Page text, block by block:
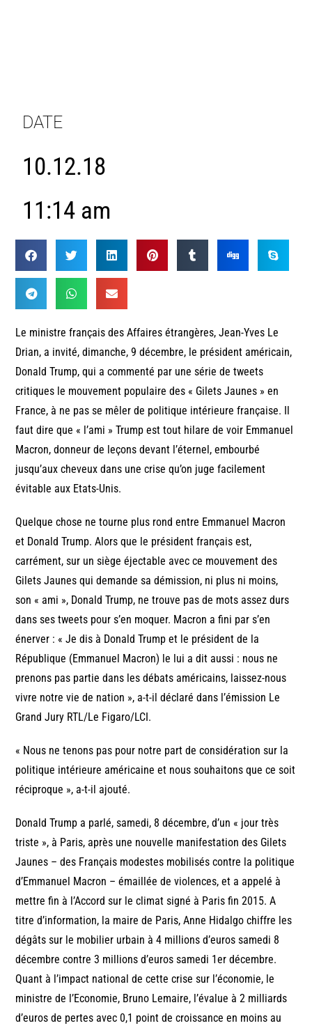
DATE
10.12.18
11:14 am
Le ministre français des Affaires étrangères, Jean-Yves Le
Drian, a invité, dimanche, 9 décembre, le président américain,
Donald Trump, qui a commenté par une série de tweets
critiques le mouvement populaire des « Gilets Jaunes » en
France, à ne pas se mêler de politique intérieure française. Il
faut dire que « l’ami » Trump est tout hilare de voir Emmanuel
Macron, donneur de leçons devant l’éternel, embourbé
jusqu’aux cheveux dans une crise qu’on juge facilement
évitable aux Etats-Unis.
Quelque chose ne tourne plus rond entre Emmanuel Macron
et Donald Trump. Alors que le président français est,
carrément, sur un siège éjectable avec ce mouvement des
Gilets Jaunes qui demande sa démission, ni plus ni moins,
son « ami », Donald Trump, ne trouve pas de mots assez durs
dans ses tweets pour s’en moquer. Macron a fini par s’en
énerver : « Je dis à Donald Trump et le président de la
République (Emmanuel Macron) le lui a dit aussi : nous ne
prenons pas partie dans les débats américains, laissez-nous
vivre notre vie de nation », a-t-il déclaré dans l’émission Le
Grand Jury RTL/Le Figaro/LCI.
« Nous ne tenons pas pour notre part de considération sur la
politique intérieure américaine et nous souhaitons que ce soit
réciproque », a-t-il ajouté.
Donald Trump a parlé, samedi, 8 décembre, d’un « jour très
triste », à Paris, après une nouvelle manifestation des Gilets
Jaunes – des Français modestes mobilisés contre la politique
d’Emmanuel Macron – émaillée de violences, et a appelé à
mettre fin à l’Accord sur le climat signé à Paris fin 2015. A
titre d’information, la maire de Paris, Anne Hidalgo chiffre les
dégâts sur le mobilier urbain à 4 millions d’euros samedi 8
décembre contre 3 millions d’euros samedi 1er décembre.
Quant à l’impact national de cette crise sur l’économie, le
ministre de l’Economie, Bruno Lemaire, l’évalue à 2 milliards
d’euros de pertes avec 0,1 point de croissance en moins au